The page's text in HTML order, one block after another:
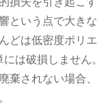
という点で大きな
どは低密度ポリエ
は破損しません。
棄されない場合、